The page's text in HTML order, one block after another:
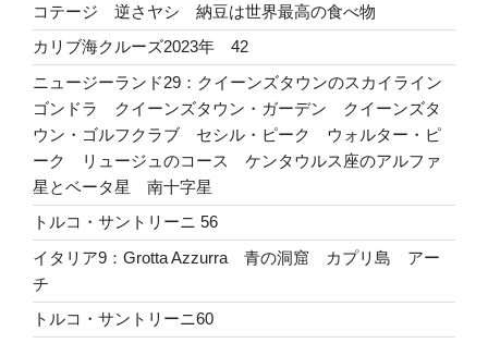
コテージ 逆さヤシ 納豆は世界最高の食べ物
カリブ海クルーズ2023年 42
ニュージーランド29：クイーンズタウンのスカイライン
ゴンドラ クイーンズタウン・ガーデン クイーンズタ
ウン・ゴルフクラブ セシル・ピーク ウォルター・ピ
ーク リュージュのコース ケンタウルス座のアルファ
星とベータ星 南十字星
トルコ・サントリーニ 56
イタリア9：Grotta Azzurra 青の洞窟 カプリ島 アー
チ
トルコ・サントリーニ60